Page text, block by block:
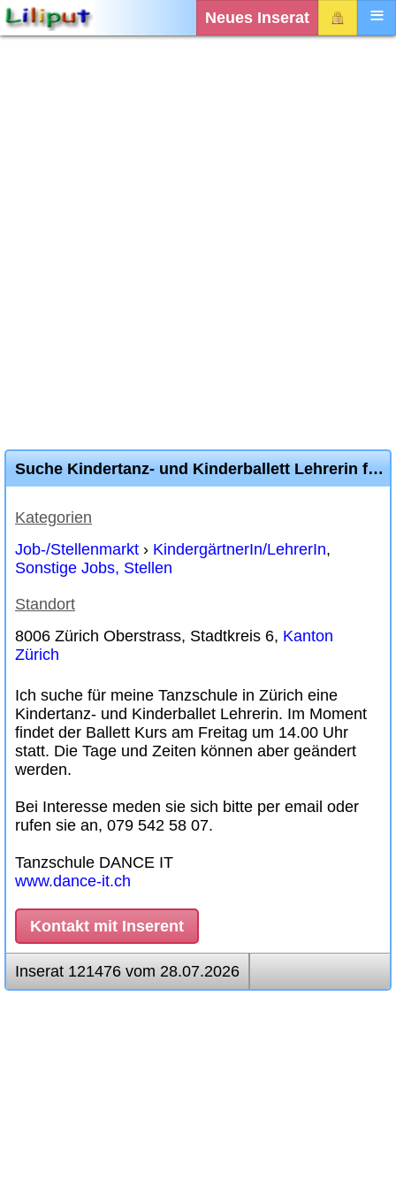
Neues Inserat
Suche Kindertanz- und Kinderballett Lehrerin für Tanzschule in Zürich
Kategorien
Job-/Stellenmarkt › KindergärtnerIn/LehrerIn,
Sonstige Jobs, Stellen
Standort
8006 Zürich Oberstrass, Stadtkreis 6, Kanton
Zürich
Ich suche für meine Tanzschule in Zürich eine
Kindertanz- und Kinderballet Lehrerin. Im Moment
findet der Ballett Kurs am Freitag um 14.00 Uhr
statt. Die Tage und Zeiten können aber geändert
werden.
Bei Interesse meden sie sich bitte per email oder
rufen sie an, 079 542 58 07.
Tanzschule DANCE IT
www.dance-it.ch
Kontakt mit Inserent
Inserat 121476 vom 28.07.2026